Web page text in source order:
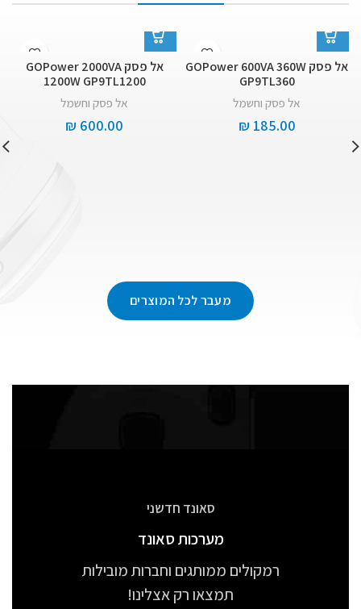
אל פסק GOPower 600VA 360W
GP9TL360
אל פסק וחשמל
₪185.00
אל פסק GOPower 2000VA
1200W GP9TL1200
אל פסק וחשמל
₪ 600.00
מעבר לכל המוצרים
סאונד חדשני
מערכות סאונד
רמקולים ממותגים וחברות מובילות
תמצאו רק אצלינו!